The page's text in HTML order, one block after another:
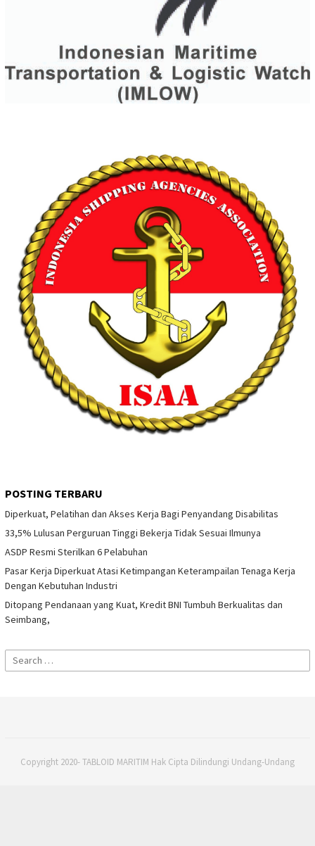
POSTING TERBARU
Diperkuat, Pelatihan dan Akses Kerja Bagi Penyandang Disabilitas
33,5% Lulusan Perguruan Tinggi Bekerja Tidak Sesuai Ilmunya
ASDP Resmi Sterilkan 6 Pelabuhan
Pasar Kerja Diperkuat Atasi Ketimpangan Keterampailan Tenaga Kerja
Dengan Kebutuhan Industri
Ditopang Pendanaan yang Kuat, Kredit BNI Tumbuh Berkualitas dan
Seimbang,
Search
for:
Copyright 2020- TABLOID MARITIM Hak Cipta Dilindungi Undang-Undang